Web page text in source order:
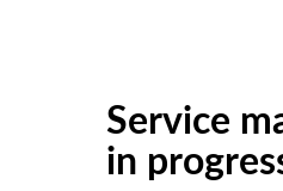
Service
in